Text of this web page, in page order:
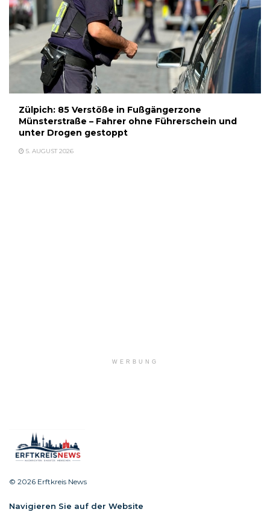
Zülpich: 85 Verstöße in Fußgängerzone
Münsterstraße – Fahrer ohne Führerschein und
unter Drogen gestoppt
5. AUGUST 2026
WERBUNG
© 2026 Erftkreis News
Navigieren Sie auf der Website